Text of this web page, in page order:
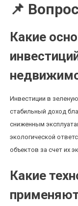
📌
Какие
Инвестиции в
стабильный доход
сниженным
экологической
объектов за счет их
Какие